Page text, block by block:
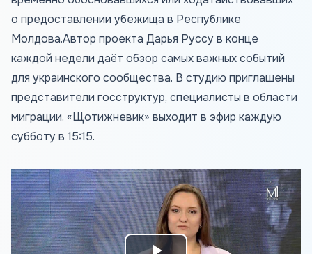
о предоставлении убежища в Республике
Молдова.Автор проекта Дарья Руссу в конце
каждой недели даёт обзор самых важных событий
для украинского сообщества. В студию приглашены
представители госструктур, специалисты в области
миграции. «Щотижневик» выходит в эфир каждую
субботу в 15:15.